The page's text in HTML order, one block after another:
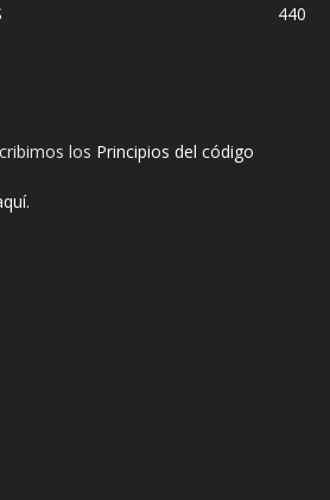
440
los Principios del código